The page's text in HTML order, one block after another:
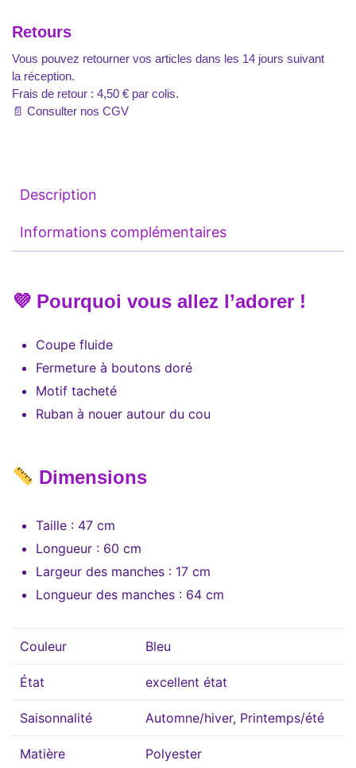
Retours
Vous pouvez retourner vos articles dans les 14 jours suivant
la réception.
Frais de retour : 4,50 € par colis.
📄 Consulter nos CGV
Description
Informations complémentaires
💜 Pourquoi vous allez l’adorer !
Coupe fluide
Fermeture à boutons doré
Motif tacheté
Ruban à nouer autour du cou
Dimensions
Taille : 47 cm
Longueur : 60 cm
Largeur des manches : 17 cm
Longueur des manches : 64 cm
Couleur Bleu
État excellent état
Saisonnalité Automne/hiver, Printemps/été
Matière Polyester